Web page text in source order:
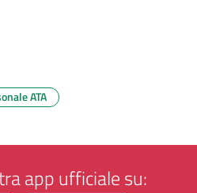
ATA
app ufficiale su: